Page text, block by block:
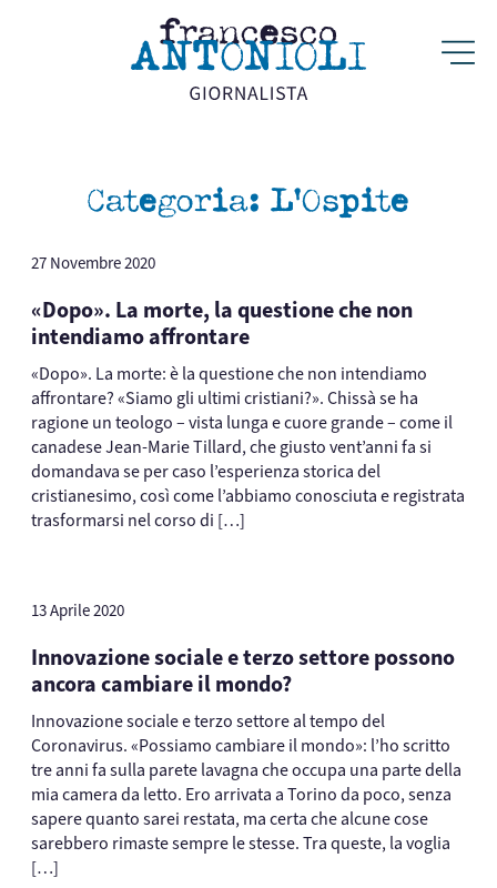
Categoria: L’Ospite
27 Novembre 2020
«Dopo». La morte, la questione che non
intendiamo affrontare
«Dopo». La morte: è la questione che non intendiamo
affrontare? «Siamo gli ultimi cristiani?». Chissà se ha
ragione un teologo – vista lunga e cuore grande – come il
canadese Jean-Marie Tillard, che giusto vent’anni fa si
domandava se per caso l’esperienza storica del
cristianesimo, così come l’abbiamo conosciuta e registrata
trasformarsi nel corso di […]
13 Aprile 2020
Innovazione sociale e terzo settore possono
ancora cambiare il mondo?
Innovazione sociale e terzo settore al tempo del
Coronavirus. «Possiamo cambiare il mondo»: l’ho scritto
tre anni fa sulla parete lavagna che occupa una parte della
mia camera da letto. Ero arrivata a Torino da poco, senza
sapere quanto sarei restata, ma certa che alcune cose
sarebbero rimaste sempre le stesse. Tra queste, la voglia
[…]